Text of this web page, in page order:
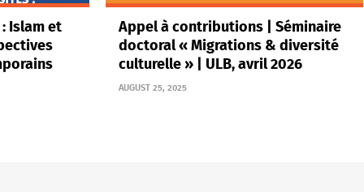
Islam et
Appel à contributions | Séminaire
doctoral « Migrations & diversité
culturelle » | ULB, avril 2026
AUGUST 25, 2025